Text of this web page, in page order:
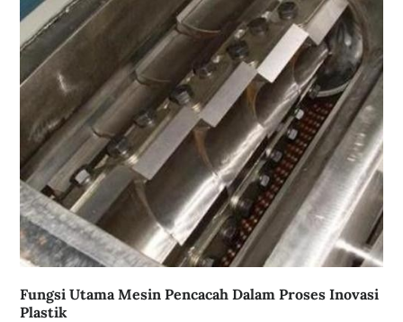
Fungsi Utama Mesin Pencacah Dalam Proses Inovasi
Plastik